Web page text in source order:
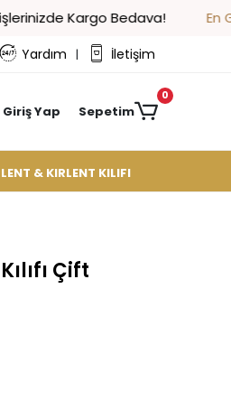
Bedava! En Güzel
Yardım | İletişim
Giriş Yap Sepetim
0
& KIRLENT KILIFI
Çift